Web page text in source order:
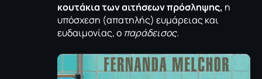
κουτάκια των αιτήσεων πρόσληψης, η
υπόσχεση (απατηλής) ευμάρειας και
ευδαιμονίας, ο παράδεισος.